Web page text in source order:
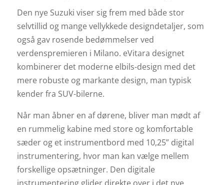
Den nye Suzuki viser sig frem med både stor
selvtillid og mange vellykkede designdetaljer, som
også gav rosende bedømmelser ved
verdenspremieren i Milano. eVitara designet
kombinerer det moderne elbils-design med det
mere robuste og markante design, man typisk
kender fra SUV-bilerne.
Når man åbner en af dørene, bliver man mødt af
en rummelig kabine med store og komfortable
sæder og et instrumentbord med 10,25” digital
instrumentering, hvor man kan vælge mellem
forskellige opsætninger. Den digitale